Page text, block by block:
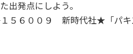
出発点にしよう。
６００９ 新時代社★「パキ